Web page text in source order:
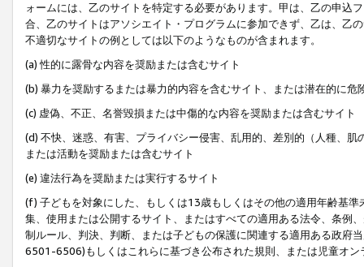
ォームには、乙のサイトを特定する必要があります。甲は、乙の申込
合、乙のサイトはアソシエイト・プログラムに参加できず、乙は、乙
不適切なサイトの例としては以下のようなものが含まれます。
(a) 性的に露骨な内容を奨励または含むサイト
(b) 暴力を奨励するまたは暴力的内容を含むサイト、または潜在的に
(c) 虚偽、不正、名誉毀損または中傷的な内容を奨励または含むサイト
(d) 不快、迷惑、有害、プライバシー侵害、乱用的、差別的（人種、
または活動を奨励または含むサイト
(e) 違法行為を奨励または実行するサイト
(f) 子どもを対象にした、もしくは13歳もしくはその他の適用年齢基
集、使用または公開するサイト、またはすべての適用ある法令、条例
制ルール、判決、判断、または子どもの保護に関連する適用ある政府
6501-6506)もしくはこれらに基づき公布された規則、または児童オン